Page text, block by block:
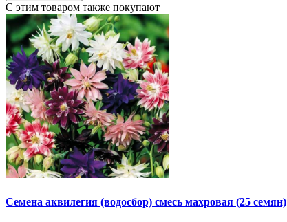
С этим товаром также покупают
Семена аквилегия (водосбор) смесь махровая (25 семян)